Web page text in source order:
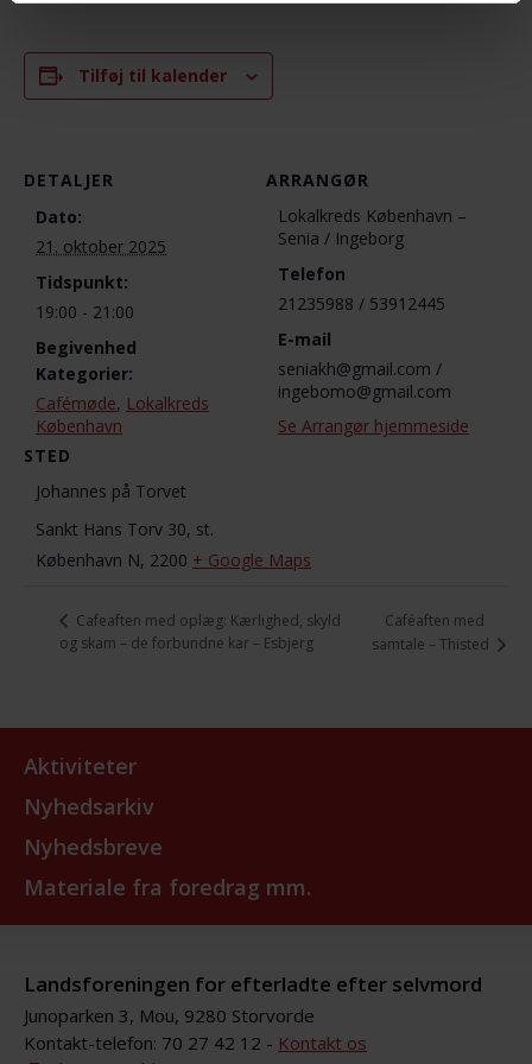
Tilføj til kalender
DETALJER
Dato:
21. oktober 2025
Tidspunkt:
19:00 - 21:00
Begivenhed
Kategorier:
Cafémøde, Lokalkreds
København
STED
Johannes på Torvet
Sankt Hans Torv 30, st.
København N, 2200 + Google Maps
ARRANGØR
Lokalkreds København –
Senia / Ingeborg
Telefon
21235988 / 53912445
E-mail
seniakh@gmail.com /
ingebomo@gmail.com
Se Arrangør hjemmeside
Cafeaften med oplæg: Kærlighed, skyld
og skam – de forbundne kar – Esbjerg
Caféaften med
samtale – Thisted
Aktiviteter
Nyhedsarkiv
Nyhedsbreve
Materiale fra foredrag mm.
Landsforeningen for efterladte efter selvmord
Junoparken 3, Mou, 9280 Storvorde
Kontakt-telefon: 70 27 42 12 - Kontakt os